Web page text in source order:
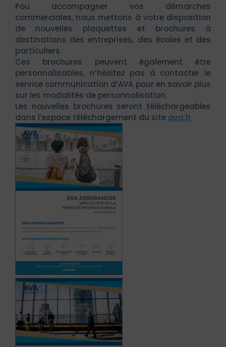
Pou accompagner vos démarches
commerciales, nous mettons à votre disposition
de nouvelles plaquettes et brochures à
destinations des entreprises, des écoles et des
particuliers.
Ces brochures peuvent également être
personnalisables, n’hésitez pas à contacter le
service communication d’AVA pour en savoir plus
sur les modalités de personnalisation.
Les nouvelles brochures seront téléchargeables
dans l’espace téléchargement du site ava.fr